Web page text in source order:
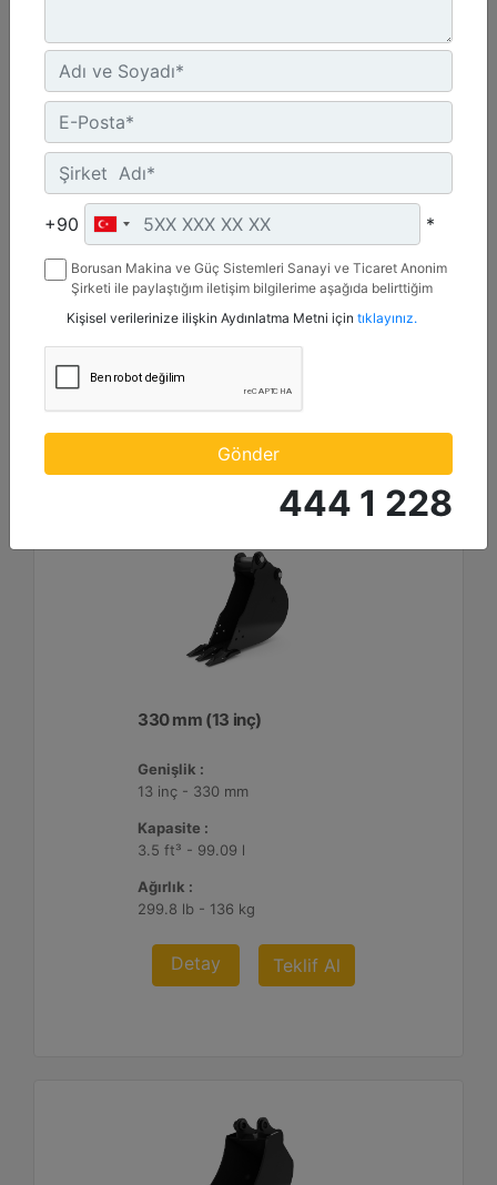
1.200 mm (47 inç)
Genişlik :
47.2 inç - 1200 mm
Kapasite :
9.2 ft³ - 259.89 l
Ağırlık :
410.5 lb - 186.19 kg
Teklif Al
330 mm (13 inç)
Genişlik :
13 inç - 330 mm
Kapasite :
3.5 ft³ - 99.09 l
Ağırlık :
299.8 lb - 136 kg
Detay Teklif Al
+90 *
Borusan Makina ve Güç Sistemleri Sanayi ve Ticaret Anonim
Şirketi ile paylaştığım iletişim bilgilerime aşağıda belirttiğim
mesaj gönderilmesine izin veriyorum.
Kişisel verilerinize ilişkin Aydınlatma Metni için tıklayınız.
Gönder
444 1 228